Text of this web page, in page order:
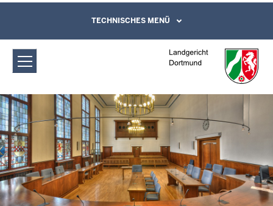
Landgericht Dortmund:
Sitzungstermine
Direkt zum Inhalt
Leichte Sprache, Gebärdensprachenvideo
und Kontaktformular
TECHNISCHES MENÜ